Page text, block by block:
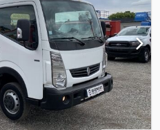
3430 Gyártási év: 2014/10
90 kW Hengerűrtartalom
munkaplatform, használt jármű
Ah Derf Megengedett
kg Ülések száma: 2
Raktáron van Főbb
Járműleírás: A gép jó
a hidraulikus rendszer nagyon
ár nettó, exportra vonatkozik.